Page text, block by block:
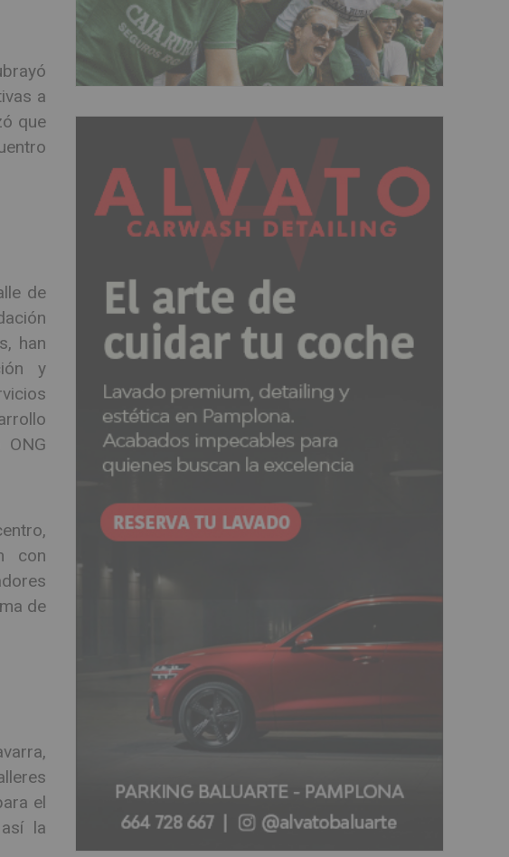
a
que
de
han
y
con
de
el
la